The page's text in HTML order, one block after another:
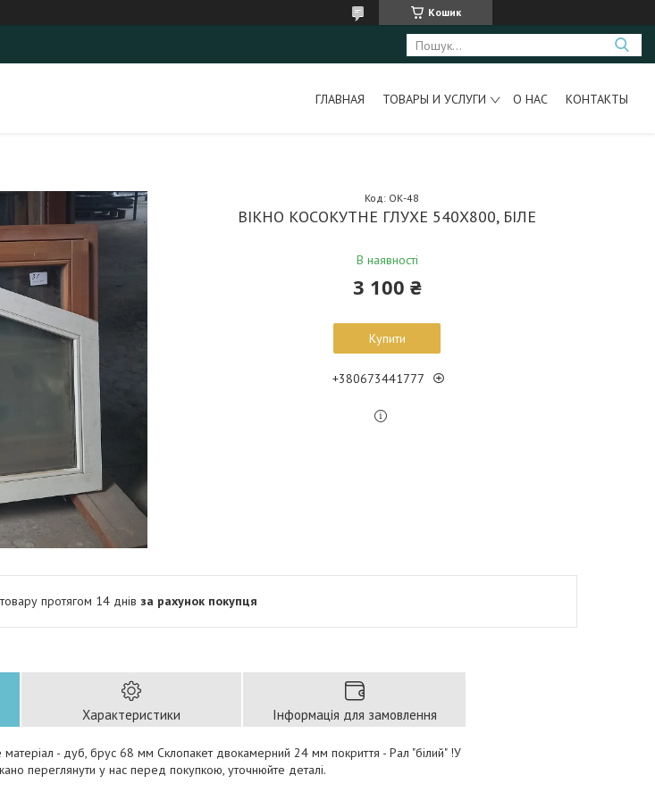
Кошик
ГЛАВНАЯ ТОВАРЫ И УСЛУГИ О НАС КОНТАКТЫ
ВІКНО КОСОКУТНЕ ГЛУХЕ 540Х800, БІЛЕ
В наявності
Код: ОК-48
3 100 ₴
Купити
+380673441777
протягом 14 днів за рахунок покупця
Характеристики Інформація для замовлення
матеріал - дуб, брус 68 мм Склопакет двокамерний 24 мм покриття - Рал "білий" !У
переглянути у нас перед покупкою, уточнюйте деталі.